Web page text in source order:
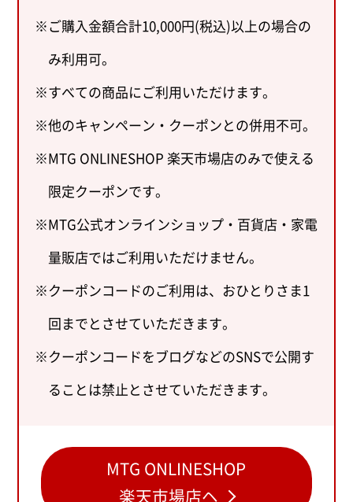
ご購入金額合計10,000円(税込)以上の場合の
み利用可。
すべての商品にご利用いただけます。
他のキャンペーン・クーポンとの併用不可。
MTG ONLINESHOP 楽天市場店のみで使える
限定クーポンです。
MTG公式オンラインショップ・百貨店・家電
量販店ではご利用いただけません。
クーポンコードのご利用は、おひとりさま1
回までとさせていただきます。
クーポンコードをブログなどのSNSで公開す
ることは禁止とさせていただきます。
MTG ONLINESHOP
楽天市場店ヘ